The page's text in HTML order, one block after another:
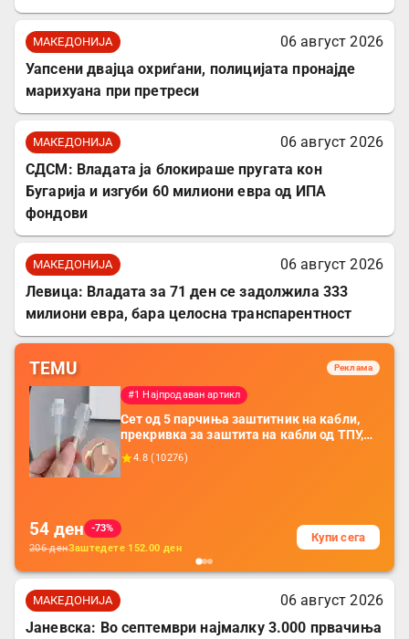
МАКЕДОНИЈА
06 август 2026
Уапсени двајца охриѓани, полицијата пронајде
марихуана при претреси
МАКЕДОНИЈА
06 август 2026
СДСМ: Владата ја блокираше пругата кон
Бугарија и изгуби 60 милиони евра од ИПА
фондови
МАКЕДОНИЈА
06 август 2026
Левица: Владата за 71 ден се задолжила 333
милиони евра, бара целосна транспарентност
TEMU Реклама
#1 Најпродаван артикл
Сет од 5 парчиња заштитник на кабли,
прекривка за заштита на кабли од ТПУ,
додатоци за заштита на кабли, без
батерија, за мобилни телефони, комплет
4.8 (10276)
54 ден
-73%
206денЗаштедете 152.00 ден
Купи сега
МАКЕДОНИЈА
06 август 2026
Јаневска: Во септември најмалку 3.000 првачиња